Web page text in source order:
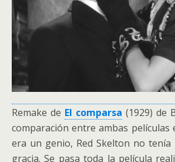
Remake de El comparsa (1929) de
comparación entre ambas películas
era un genio, Red Skelton no tenía
gracia. Se pasa toda la película